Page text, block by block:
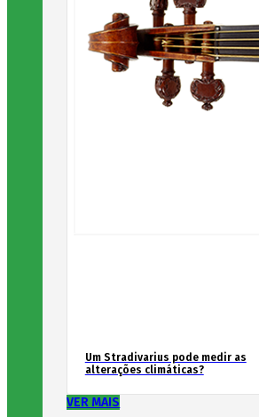
Um Stradivarius pode medir as
alterações climáticas?
VER MAIS